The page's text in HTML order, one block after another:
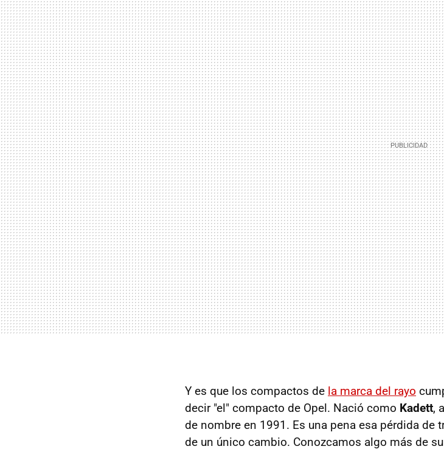
Y es que los compactos de la marca del rayo
decir "el" compacto de Opel. Nació como Kadett,
de nombre en 1991. Es una pena esa pérdida de
de un único cambio. Conozcamos algo más de